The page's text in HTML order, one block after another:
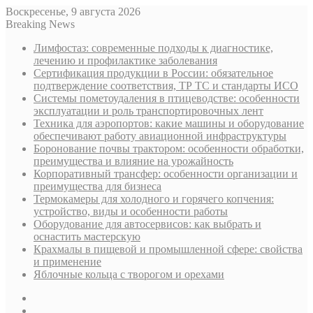
Воскресенье, 9 августа 2026
Breaking News
Лимфостаз: современные подходы к диагностике,
лечению и профилактике заболевания
Сертификация продукции в России: обязательное
подтверждение соответствия, ТР ТС и стандарты ИСО
Системы пометоудаления в птицеводстве: особенности
эксплуатации и роль транспортировочных лент
Техника для аэропортов: какие машины и оборудование
обеспечивают работу авиационной инфраструктуры
Боронование почвы трактором: особенности обработки,
преимущества и влияние на урожайность
Корпоративный трансфер: особенности организации и
преимущества для бизнеса
Термокамеры для холодного и горячего копчения:
устройство, виды и особенности работы
Оборудование для автосервисов: как выбрать и
оснастить мастерскую
Крахмалы в пищевой и промышленной сфере: свойства
и применение
Яблочные кольца с творогом и орехами